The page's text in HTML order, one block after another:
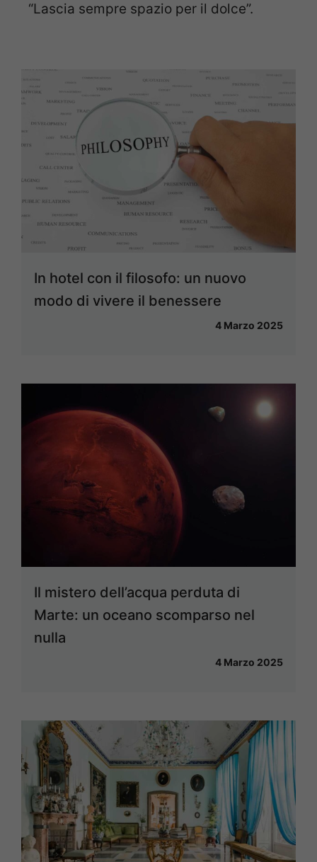
“Lascia sempre spazio per il dolce”.
In hotel con il filosofo: un nuovo
modo di vivere il benessere
4 Marzo 2025
Il mistero dell’acqua perduta di
Marte: un oceano scomparso nel
nulla
4 Marzo 2025